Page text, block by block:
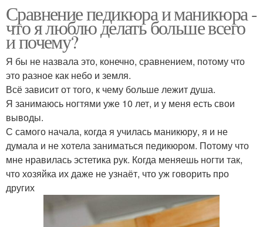
Сравнение педикюра и маникюра -
что я люблю делать больше всего
и почему?
Я бы не назвала это, конечно, сравнением, потому что
это разное как небо и земля.
Всё зависит от того, к чему больше лежит душа.
Я занимаюсь ногтями уже 10 лет, и у меня есть свои
выводы.
С самого начала, когда я училась маникюру, я и не
думала и не хотела заниматься педикюром. Потому что
мне нравилась эстетика рук. Когда меняешь ногти так,
что хозяйка их даже не узнаёт, что уж говорить про
других